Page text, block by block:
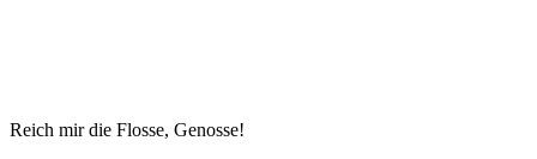
Reich mir die Flosse, Genosse!